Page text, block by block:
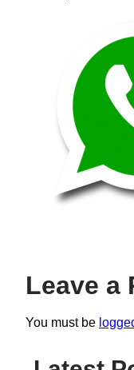
Leave a
You must be